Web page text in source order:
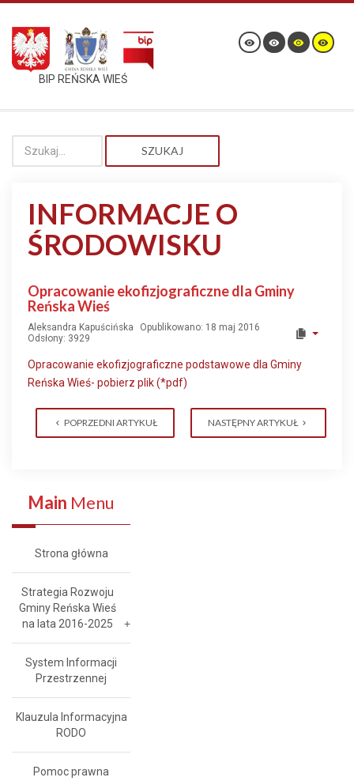
BIP REŃSKA WIEŚ
SZUKAJ
INFORMACJE O
ŚRODOWISKU
Opracowanie ekofizjograficzne dla Gminy
Reńska Wieś
Aleksandra Kapuścińska
Opublikowano: 18 maj 2016
Odsłony: 3929
Opracowanie ekofizjograficzne podstawowe dla Gminy
Reńska Wieś- pobierz plik (*pdf)
POPRZEDNI ARTYKUŁ NASTĘPNY ARTYKUŁ
Main Menu
Strona główna
Strategia Rozwoju
Gminy Reńska Wieś
na lata 2016-2025
System Informacji
Przestrzennej
Klauzula Informacyjna
RODO
Pomoc prawna